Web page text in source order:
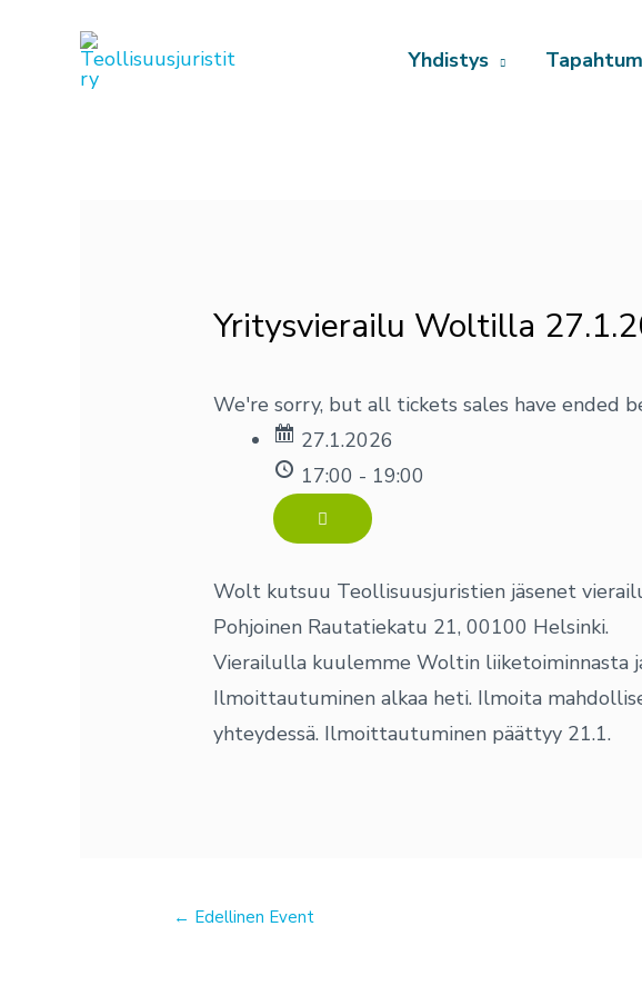
Yhdistys
Yritysvierailu Woltilla
We're sorry, but all tickets sales have ended
27.1.2026
17:00 - 19:00
Wolt kutsuu Teollisuusjuristien jäsenet
Pohjoinen Rautatiekatu 21, 00100 Helsinki.
Vierailulla kuulemme Woltin liiketoiminnasta
Ilmoittautuminen alkaa heti. Ilmoita
yhteydessä. Ilmoittautuminen päättyy 21.1.
← Edellinen Event